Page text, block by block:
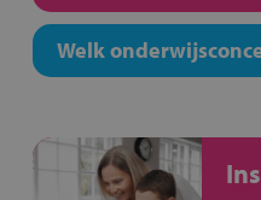
Welk